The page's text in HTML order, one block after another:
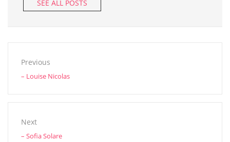
SEE ALL POSTS
Previous
– Louise Nicolas
Next
– Sofia Solare